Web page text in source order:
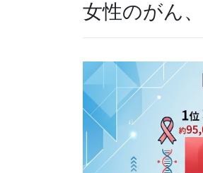
女性のがん